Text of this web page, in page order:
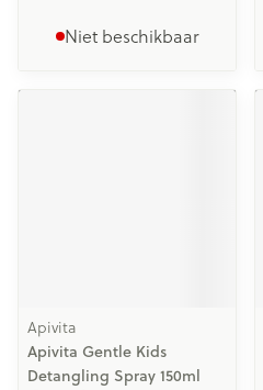
Niet beschikbaar
Apivita
Apivita Gentle Kids
Detangling Spray 150ml